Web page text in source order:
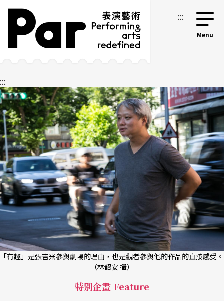
跳到主要內容區塊
網站導覽 :::
:::
「有趣」是張吉米參與劇場的理由，也是觀者參與他的作品的直接感受。
（林韶安 攝）
特別企畫 Feature